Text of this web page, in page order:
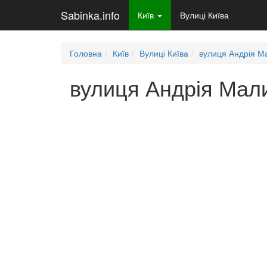
Sabinka.info Київ Вулиці Київа
Головна Київ Вулиці Київа вулиця Андрія
вулиця Андрія